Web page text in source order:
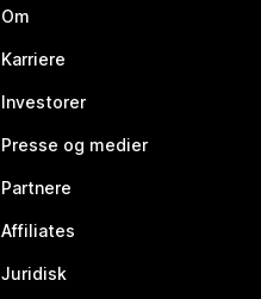
Om
Karriere
Investorer
Presse og medier
Partnere
Affiliates
Juridisk